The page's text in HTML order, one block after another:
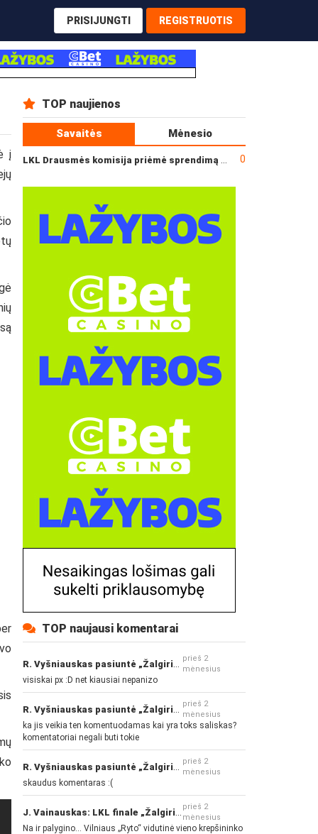
PRISIJUNGTI REGISTRUOTIS
į
TOP naujienos
Savaitės Mėnesio
0
TOP naujausi komentarai
prieš 2
mėnesius
visiskai px :D net kiausiai nepanizo
prieš 2
mėnesius
ka jis veikia ten komentuodamas kai yra toks saliskas?
komentatoriai negali buti tokie
prieš 2
mėnesius
skaudus komentaras :(
prieš 2
mėnesius
Na ir palygino... Vilniaus „Ryto“ vidutinė vieno krepšininko